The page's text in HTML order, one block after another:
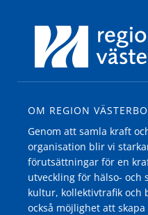
OM REGION
Genom att samla kraft
organisation blir vi
förutsättningar för en
utveckling för hälso- och
kultur, kollektivtrafik och
också möjlighet att